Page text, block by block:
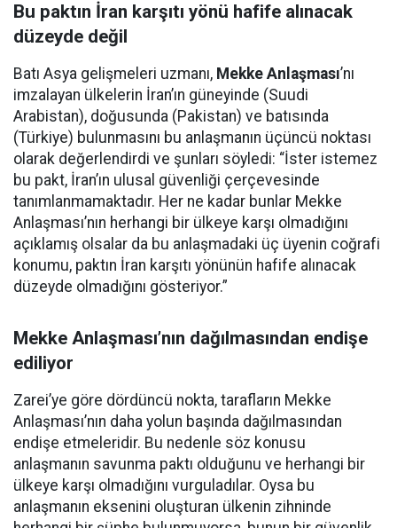
Bu paktın İran karşıtı yönü hafife alınacak
düzeyde değil
Batı Asya gelişmeleri uzmanı, Mekke Anlaşması’nı
imzalayan ülkelerin İran’ın güneyinde (Suudi
Arabistan), doğusunda (Pakistan) ve batısında
(Türkiye) bulunmasını bu anlaşmanın üçüncü noktası
olarak değerlendirdi ve şunları söyledi: “İster istemez
bu pakt, İran’ın ulusal güvenliği çerçevesinde
tanımlanmamaktadır. Her ne kadar bunlar Mekke
Anlaşması’nın herhangi bir ülkeye karşı olmadığını
açıklamış olsalar da bu anlaşmadaki üç üyenin coğrafi
konumu, paktın İran karşıtı yönünün hafife alınacak
düzeyde olmadığını gösteriyor.”
Mekke Anlaşması’nın dağılmasından endişe
ediliyor
Zarei’ye göre dördüncü nokta, tarafların Mekke
Anlaşması’nın daha yolun başında dağılmasından
endişe etmeleridir. Bu nedenle söz konusu
anlaşmanın savunma paktı olduğunu ve herhangi bir
ülkeye karşı olmadığını vurguladılar. Oysa bu
anlaşmanın eksenini oluşturan ülkenin zihninde